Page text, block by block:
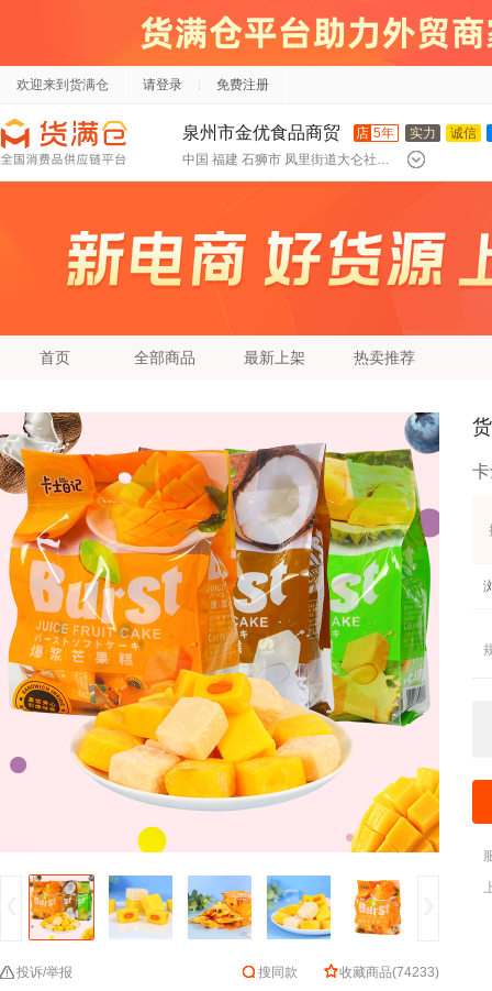
欢迎来到货满仓 请登录 免费注册
泉州市金优食品商贸
有限公司
店 5年 实力 诚信
中国 福建 石狮市 凤里街道大仑社区普闻路192号
首页 全部商品 最新上架 热卖推荐
投诉/举报 搜同款 收藏商品(74233)